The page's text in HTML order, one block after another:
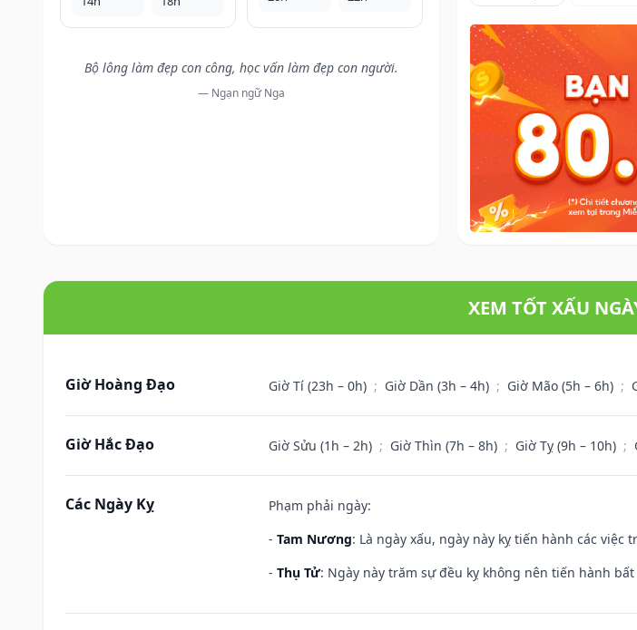
Bộ lông làm đẹp con công, học vấn làm đẹp con người.
— Ngạn ngữ Nga
XEM TỐT XẤU
Giờ Hoàng Đạo Giờ Tí (23h – 0h) ; Giờ Dần (3h – 4h) ; Giờ Mão (5h – 6h) ;
Giờ Hắc Đạo Giờ Sửu (1h – 2h) ; Giờ Thìn (7h – 8h) ; Giờ Tỵ (9h – 10h) ;
Các Ngày Kỵ
Phạm phải ngày:
- Tam Nương: Là ngày xấu, ngày này kỵ tiến hành các
- Thụ Tử: Ngày này trăm sự đều kỵ không nên tiến hành bất